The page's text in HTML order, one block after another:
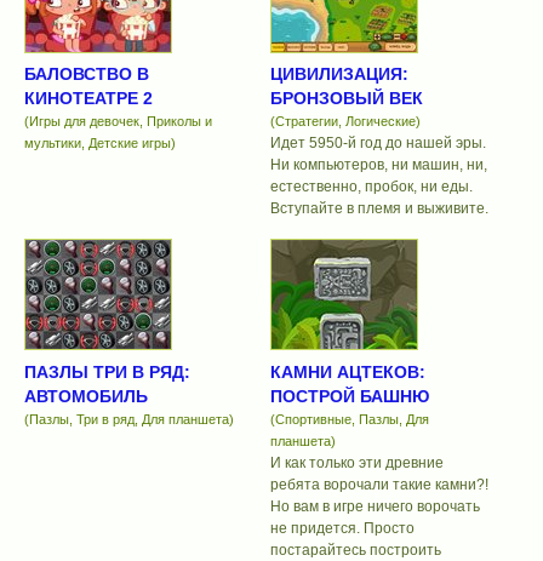
БАЛОВСТВО В
КИНОТЕАТРЕ 2
(Игры для девочек, Приколы и
мультики, Детские игры)
ЦИВИЛИЗАЦИЯ:
БРОНЗОВЫЙ ВЕК
(Стратегии, Логические)
Идет 5950-й год до нашей эры.
Ни компьютеров, ни машин, ни,
естественно, пробок, ни еды.
Вступайте в племя и выживите.
ПАЗЛЫ ТРИ В РЯД:
АВТОМОБИЛЬ
(Пазлы, Три в ряд, Для планшета)
КАМНИ АЦТЕКОВ:
ПОСТРОЙ БАШНЮ
(Спортивные, Пазлы, Для
планшета)
И как только эти древние
ребята ворочали такие камни?!
Но вам в игре ничего ворочать
не придется. Просто
постарайтесь построить